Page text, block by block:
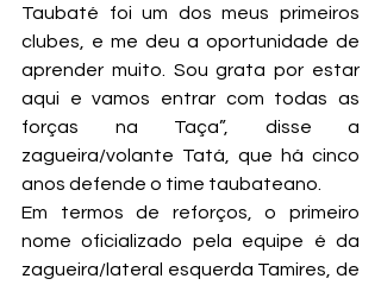
Taubaté foi um dos meus primeiros
clubes, e me deu a oportunidade de
aprender muito. Sou grata por estar
aqui e vamos entrar com todas as
forças na Taça”, disse a
zagueira/volante Tatá, que há cinco
anos defende o time taubateano.
Em termos de reforços, o primeiro
nome oficializado pela equipe é da
zagueira/lateral esquerda Tamires, de